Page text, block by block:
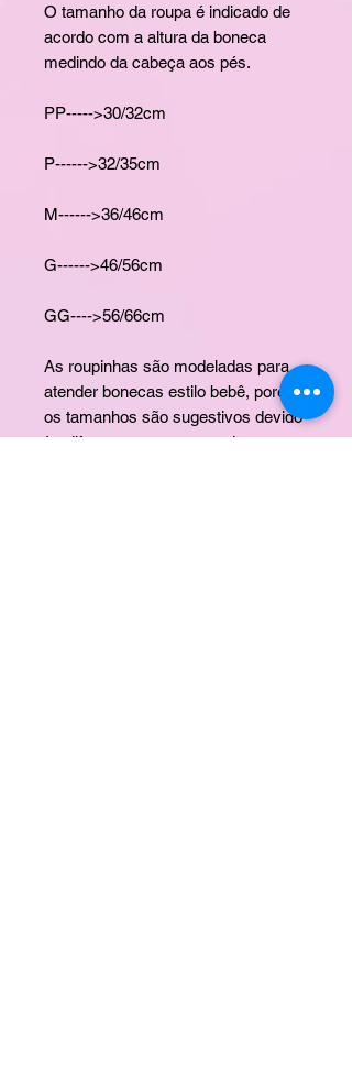
O tamanho da roupa é indicado de
acordo com a altura da boneca
medindo da cabeça aos pés.
PP----->30/32cm
P------>32/35cm
M------>36/46cm
G------>46/56cm
GG---->56/66cm
As roupinhas são modeladas para
atender bonecas estilo bebê, porém
os tamanhos são sugestivos devido
às diferentes proporçoes das